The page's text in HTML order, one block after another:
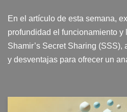
En el artículo de esta semana,
profundidad el funcionamiento y
Shamir’s Secret Sharing (SSS),
y desventajas para ofrecer un